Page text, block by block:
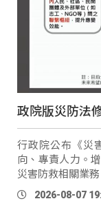
政院版災防法
行政院公布《災
向、專責人力。
災害防救相關業務。 消防署主祕 鄭志強：「他主要的
三個，第一個是
處所的開設運作，
2026-08-07